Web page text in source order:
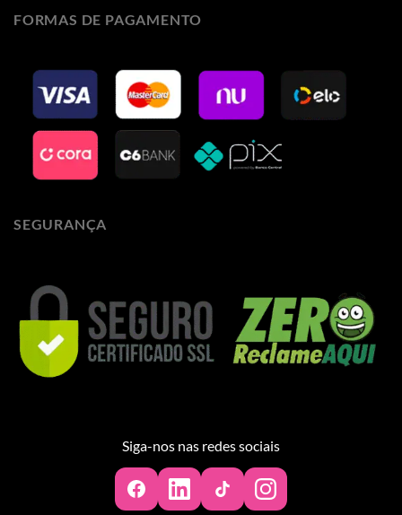
FORMAS DE PAGAMENTO
SEGURANÇA
Siga-nos nas redes sociais